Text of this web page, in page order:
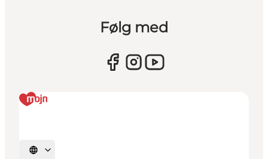
Følg med
Vælg sprog